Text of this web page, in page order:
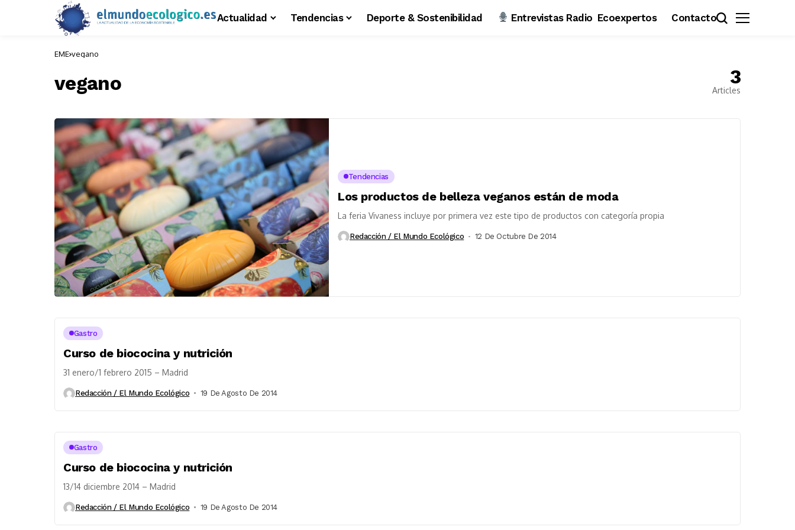
Actualidad Tendencias Deporte & Sostenibilidad Entrevistas Radio Ecoexpertos Contacto
EME vegano
vegano 3
Articles
Tendencias
Los productos de belleza veganos están de moda
La feria Vivaness incluye por primera vez este tipo de productos con categoría propia
Redacción / El Mundo Ecológico 12 De Octubre De 2014
Gastro
Curso de biococina y nutrición
31 enero/1 febrero 2015 – Madrid
Redacción / El Mundo Ecológico 19 De Agosto De 2014
Gastro
Curso de biococina y nutrición
13/14 diciembre 2014 – Madrid
Redacción / El Mundo Ecológico 19 De Agosto De 2014